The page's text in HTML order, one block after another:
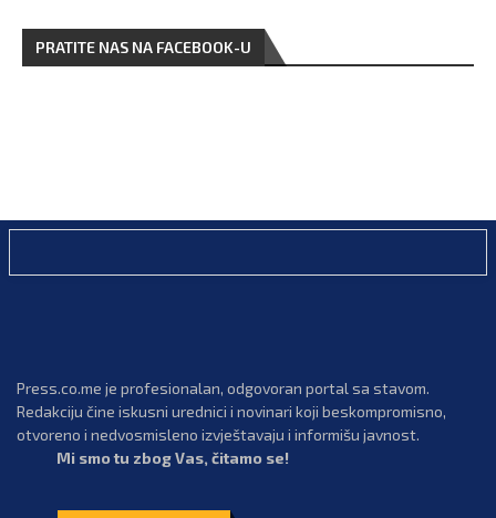
PRATITE NAS NA FACEBOOK-U
Press.co.me je profesionalan, odgovoran portal sa stavom.
Redakciju čine iskusni urednici i novinari koji beskompromisno,
otvoreno i nedvosmisleno izvještavaju i informišu javnost.
Mi smo tu zbog Vas, čitamo se!